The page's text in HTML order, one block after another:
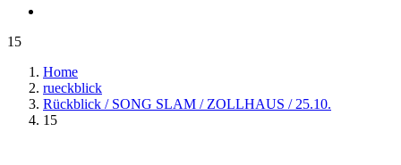
15
Home
rueckblick
Rückblick / SONG SLAM / ZOLLHAUS / 25.10.
15